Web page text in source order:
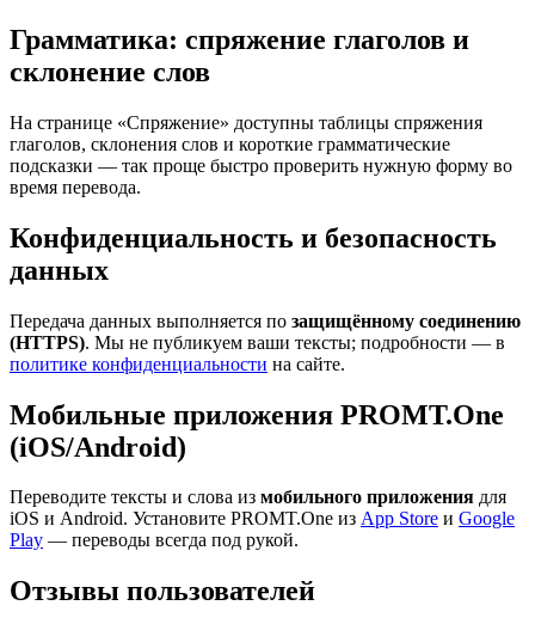
Грамматика: спряжение глаголов и
склонение слов
На странице «Спряжение» доступны таблицы спряжения
глаголов, склонения слов и короткие грамматические
подсказки — так проще быстро проверить нужную форму во
время перевода.
Конфиденциальность и безопасность
данных
Передача данных выполняется по защищённому соединению
(HTTPS). Мы не публикуем ваши тексты; подробности — в
политике конфиденциальности на сайте.
Мобильные приложения PROMT.One
(iOS/Android)
Переводите тексты и слова из мобильного приложения для
iOS и Android. Установите PROMT.One из App Store и Google
Play — переводы всегда под рукой.
Отзывы пользователей